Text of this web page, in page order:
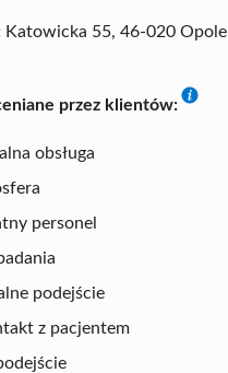
Katowicka 55, 46-020 Opole
przez klientów:
obsługa
personel
podejście
z pacjentem